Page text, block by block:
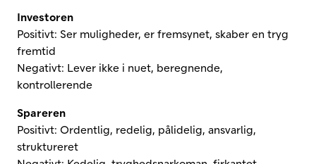
Investoren
Positivt: Ser muligheder, er fremsynet, skaber en tryg
fremtid
Negativt: Lever ikke i nuet, beregnende,
kontrollerende
Spareren
Positivt: Ordentlig, redelig, pålidelig, ansvarlig,
struktureret